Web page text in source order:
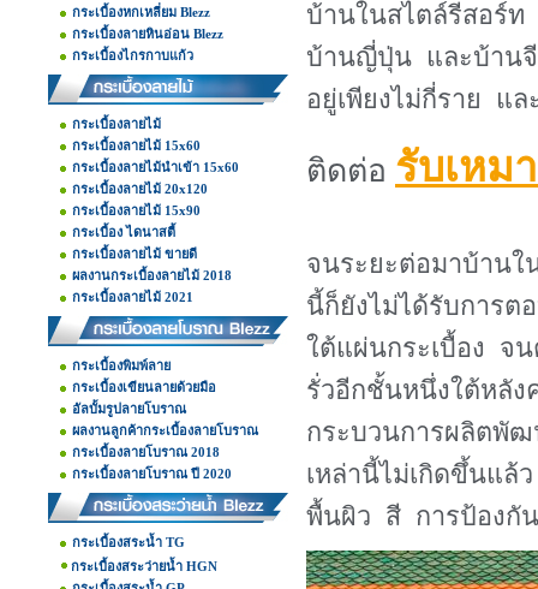
กระเบื้องหกเหลี่ยม Blezz
กระเบื้องลายหินอ่อน Blezz
กระเบื้องไกรกาบแก้ว
กระเบื้องลายไม้
กระเบื้องลายไม้ 15x60
กระเบื้องลายไม้นำเข้า 15x60
กระเบื้องลายไม้ 20x120
กระเบื้องลายไม้ 15x90
กระเบื้อง ไดนาสตี้
กระเบื้องลายไม้ ขายดี
ผลงานกระเบื้องลายไม้ 2018
กระเบื้องลายไม้ 2021
กระเบื้องพิมพ์ลาย
กระเบื้องเขียนลายด้วยมือ
อัลบั้มรูปลายโบราณ
ผลงานลูกค้ากระเบื้องลายโบราณ
กระเบื้องลายโบราณ 2018
กระเบื้องลายโบราณ ปี 2020
กระเบื้องสระน้ำ TG
กระเบื้องสระว่ายน้ำ HGN
บ้านในสไตล์รีสอร์
บ้านญี่ปุ่น และบ้านจี
อยู่เพียงไม่กี่ราย แ
ติดต่อ รับเหม
จนระยะต่อมาบ้านใ
นี้ก็ยังไม่ได้รับการต
ใต้แผ่นกระเบื้อง จ
รั่วอีกชั้นหนึ่งใต้หลั
กระบวนการผลิตพั
เหล่านี้ไม่เกิดขึ้นแ
พื้นผิว สี การป้องกั